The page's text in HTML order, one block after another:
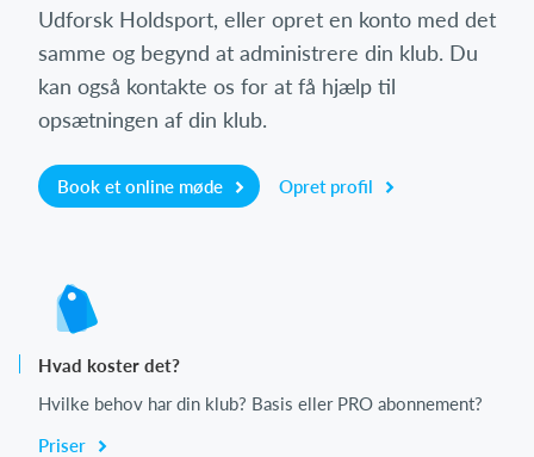
Udforsk Holdsport, eller opret en konto med det
samme og begynd at administrere din klub. Du
kan også kontakte os for at få hjælp til
opsætningen af din klub.
Book et online møde Opret profil
Hvad koster det?
Hvilke behov har din klub? Basis eller PRO abonnement?
Priser